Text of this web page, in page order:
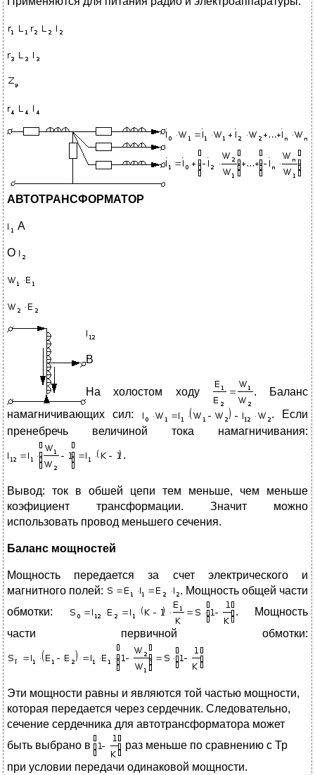
АВТОТРАНСФОРМАТОР
A
O
B
На холостом ходу
. Баланс
намагничивающих сил:
. Если
пренебречь величиной тока намагничивания:
Вывод: ток в обшей цепи тем меньше, чем меньше
коэфициент трансформации. Значит можно
использовать провод меньшего сечения.
Баланс мощностей
Мощность передается за счет электрического и
магнитного полей:
. Мощность общей части
обмотки:
. Мощность
части первичной обмотки:
Эти мощности равны и являются той частью мощности,
которая передается через сердечник. Следовательно,
сечение сердечника для автотрансформатора может
быть выбрано в
раз меньше по сравнению с Тр
при условии передачи одинаковой мощности.